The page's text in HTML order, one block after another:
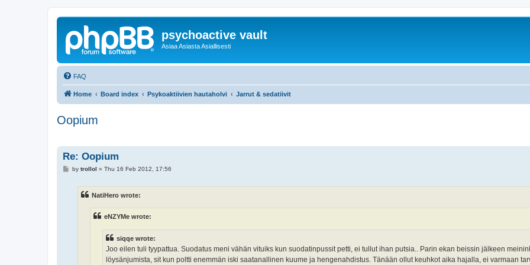
psychoactive vault
Asiaa Asiasta Asiallisesti
FAQ
Home Board index Psykoaktiivien hautaholvi Jarrut & sedatiivit
Oopium
Re: Oopium
Pby trollol » Thu 16 Feb 2012, 17:56
NatiHero wrote:
eNZYMe wrote:
siqqe wrote:
Joo eilen tuli tyypattua. Suodatus meni vähän vituiks kun suodatinpussit petti, ei tullut ihan putsia.. Parin ekan beissin jälkeen
löysänjumista, sit kun poltti enemmän iski saatanallinen kuume ja hengenahdistus. Tänään ollut keuhkot aika hajalla, ei varmaan